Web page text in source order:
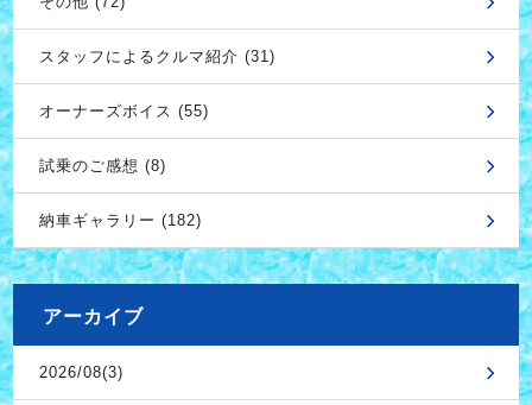
スタッフによるクルマ紹介 (31)
オーナーズボイス (55)
試乗のご感想 (8)
納車ギャラリー (182)
アーカイブ
2026/08(3)